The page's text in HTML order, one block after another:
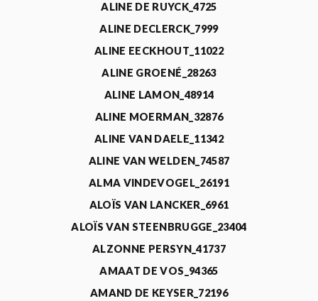
ALINE DE RUYCK_4725
ALINE DECLERCK_7999
ALINE EECKHOUT_11022
ALINE GROENÉ_28263
ALINE LAMON_48914
ALINE MOERMAN_32876
ALINE VAN DAELE_11342
ALINE VAN WELDEN_74587
ALMA VINDEVOGEL_26191
ALOÏS VAN LANCKER_6961
ALOÏS VAN STEENBRUGGE_23404
ALZONNE PERSYN_41737
AMAAT DE VOS_94365
AMAND DE KEYSER_72196